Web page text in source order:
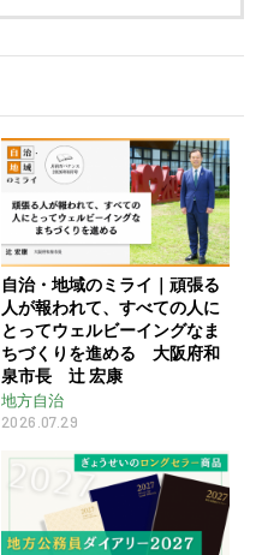
自治・地域のミライ｜頑張る
人が報われて、すべての人に
とってウェルビーイングなま
ちづくりを進める 大阪府和
泉市長 辻󠄀 宏康
地方自治
2026.07.29